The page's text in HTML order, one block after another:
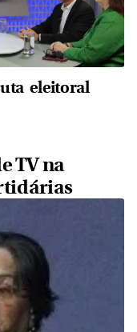
eleitoral
TV na